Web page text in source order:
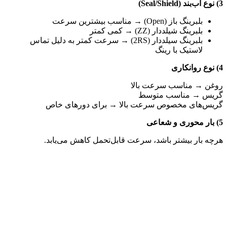
3) نوع آب‌بند (Seal/Shield)
بلبرینگ باز (Open) → مناسب بیشترین سرعت
بلبرینگ شیلددار (ZZ) → کمی کمتر
بلبرینگ سیلددار (2RS) → سرعت کمتر به دلیل تماس
لاستیک با رینگ
4) نوع روانکاری
روغن → مناسب سرعت بالا
گریس → مناسب متوسط
گریس‌های مخصوص سرعت بالا → برای دورهای خاص
5) بار محوری و شعاعی
هرچه بار بیشتر باشد، سرعت قابل‌تحمل کاهش می‌یابد.